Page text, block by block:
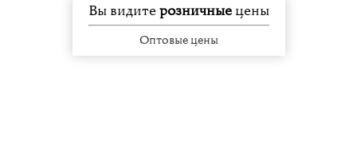
Вы видитерозничныецены
Оптовые цены